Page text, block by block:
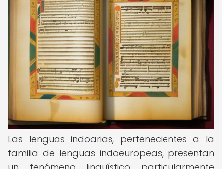
Las lenguas indoarias, pertenecientes a la
familia de lenguas indoeuropeas, presentan